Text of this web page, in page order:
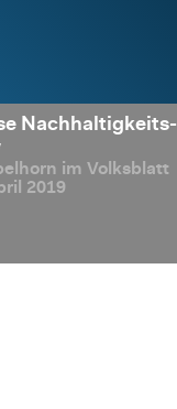
Nach­hal­tig­keits-
im Volks­blatt
2019